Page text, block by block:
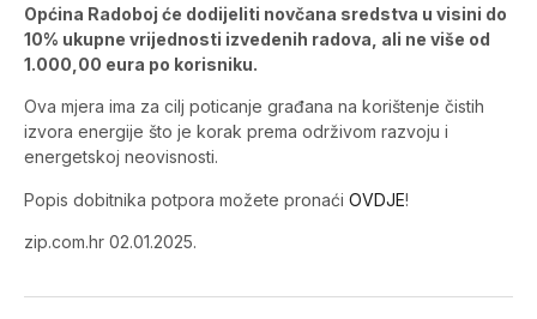
Općina Radoboj će dodijeliti novčana sredstva u visini do
10% ukupne vrijednosti izvedenih radova, ali ne više od
1.000,00 eura po korisniku.
Ova mjera ima za cilj poticanje građana na korištenje čistih
izvora energije što je korak prema održivom razvoju i
energetskoj neovisnosti.
Popis dobitnika potpora možete pronaći OVDJE!
zip.com.hr 02.01.2025.